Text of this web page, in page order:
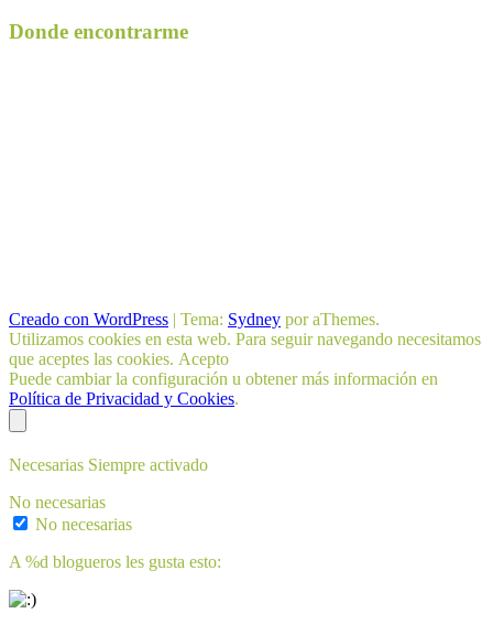
Donde encontrarme
Creado con WordPress | Tema: Sydney por aThemes.
Utilizamos cookies en esta web. Para seguir navegando necesitamos
que aceptes las cookies. Acepto
Puede cambiar la configuración u obtener más información en
Política de Privacidad y Cookies.
Necesarias Siempre activado
No necesarias
No necesarias
A%d blogueros les gusta esto: